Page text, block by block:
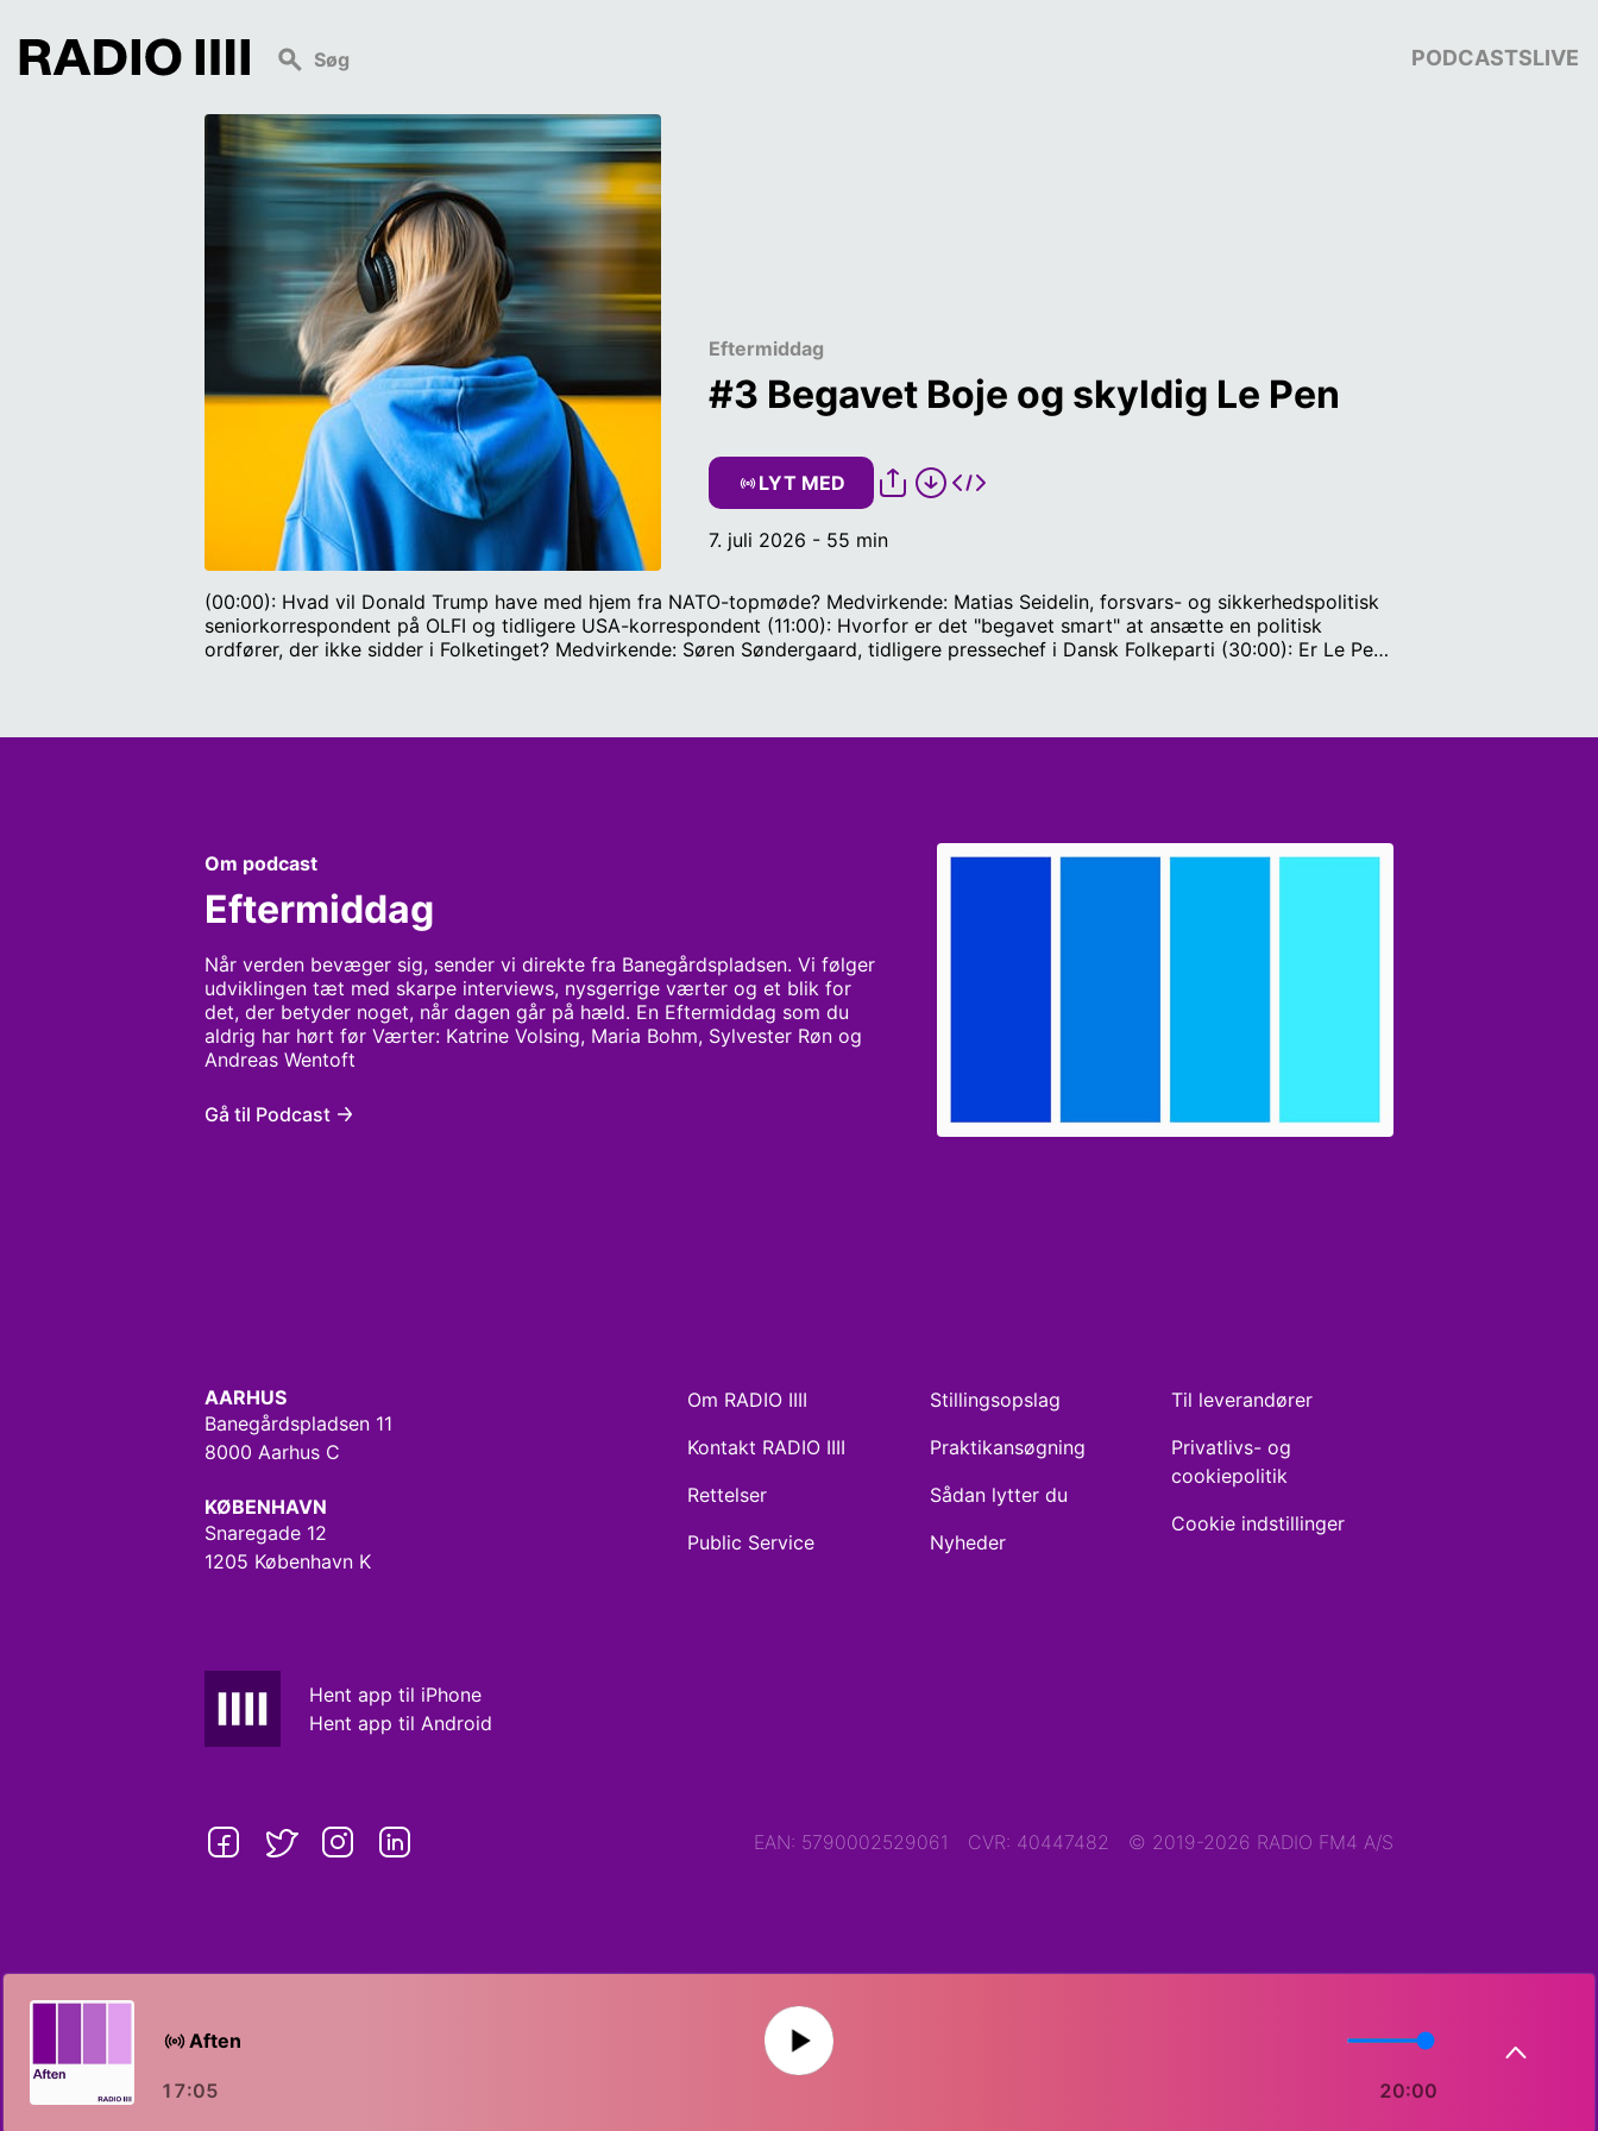
PODCASTSLIVE
Eftermiddag
#3 Begavet Boje og skyldig Le Pen
LYT MED
7. juli 2026 - 55 min
(00:00): Hvad vil Donald Trump have med hjem fra NATO-topmøde? Medvirkende: Matias Seidelin, forsvars- og sikkerhedspolitisk
seniorkorrespondent på OLFI og tidligere USA-korrespondent (11:00): Hvorfor er det "begavet smart" at ansætte en politisk
ordfører, der ikke sidder i Folketinget? Medvirkende: Søren Søndergaard, tidligere pressechef i Dansk Folkeparti (30:00): Er Le Pens
Om podcast
Eftermiddag
Når verden bevæger sig, sender vi direkte fra Banegårdspladsen. Vi følger
udviklingen tæt med skarpe interviews, nysgerrige værter og et blik for
det, der betyder noget, når dagen går på hæld. En Eftermiddag som du
aldrig har hørt før Værter: Katrine Volsing, Maria Bohm, Sylvester Røn og
Andreas Wentoft
Gå til Podcast
AARHUS
Banegårdspladsen 11
8000 Aarhus C
KØBENHAVN
Snaregade 12
1205 København K
Hent app til iPhone
Hent app til Android
Om RADIO IIII
Kontakt RADIO IIII
Rettelser
Public Service
Stillingsopslag
Praktikansøgning
Sådan lytter du
Nyheder
Til leverandører
Privatlivs- og
cookiepolitik
Cookie indstillinger
EAN: 5790002529061 CVR: 40447482 © 2019-2026 RADIO FM4 A/S
Aften
17:05 20:00